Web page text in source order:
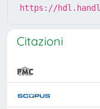
https://
Citazioni